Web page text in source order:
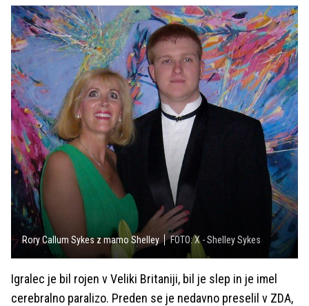
Rory Callum Sykes z mamo Shelley FOTO: X - Shelley Sykes
Igralec je bil rojen v Veliki Britaniji, bil je slep in je imel
cerebralno paralizo. Preden se je nedavno preselil v ZDA,